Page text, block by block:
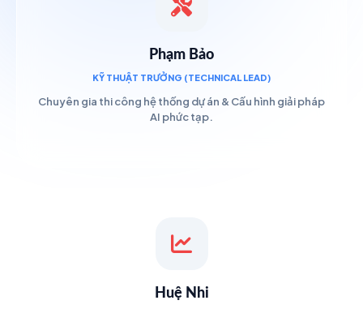
Phạm Bảo
KỸ THUẬT TRƯỞNG (TECHNICAL LEAD)
Chuyên gia thi công hệ thống dự án & Cấu hình giải pháp
AI phức tạp.
Huệ Nhi